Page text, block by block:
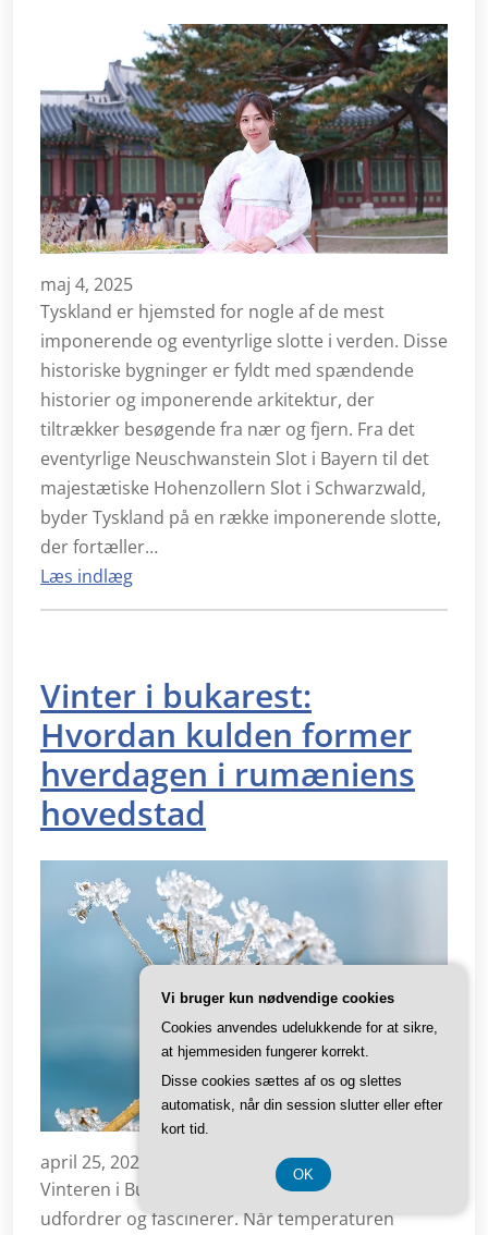
maj 4, 2025
Tyskland er hjemsted for nogle af de mest
imponerende og eventyrlige slotte i verden. Disse
historiske bygninger er fyldt med spændende
historier og imponerende arkitektur, der
tiltrækker besøgende fra nær og fjern. Fra det
eventyrlige Neuschwanstein Slot i Bayern til det
majestætiske Hohenzollern Slot i Schwarzwald,
byder Tyskland på en række imponerende slotte,
der fortæller…
Læs indlæg
Vinter i bukarest:
Hvordan kulden former
hverdagen i rumæniens
hovedstad
april 25, 2025
Vinteren i Bukarest er en sæson, der både
udfordrer og fascinerer. Når temperaturen
Vi bruger kun nødvendige cookies
Cookies anvendes udelukkende for at sikre,
at hjemmesiden fungerer korrekt.
Disse cookies sættes af os og slettes
automatisk, når din session slutter eller efter
kort tid.
OK